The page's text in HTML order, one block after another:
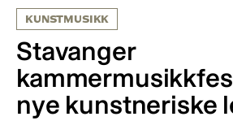
KUNSTMUSIKK
Stavanger
nye kunstneriske